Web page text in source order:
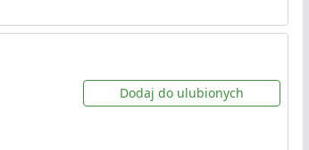
Dodaj do ulubionych